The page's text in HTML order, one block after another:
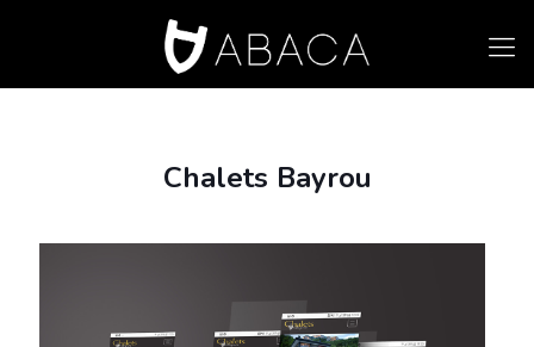
Chalets Bayrou